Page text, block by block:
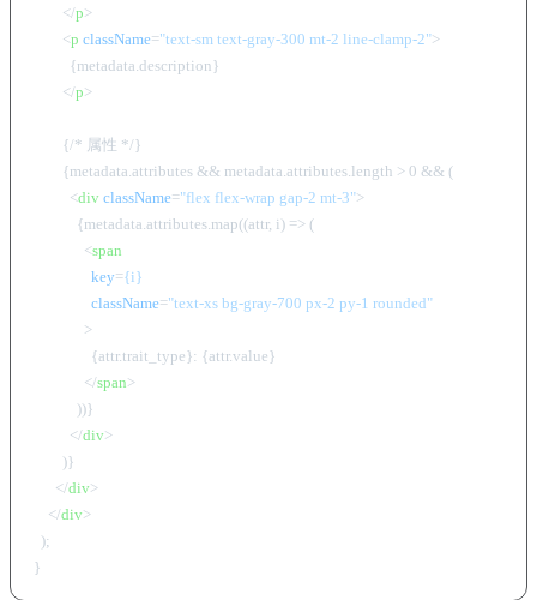
</p>
<p className="text-sm text-gray-300 mt-2 line-clamp-2">
          {metadata.description}
</p>
        {/* 属性 */}
        {metadata.attributes && metadata.attributes.length > 0 && (
<div className="flex flex-wrap gap-2 mt-3">
            {metadata.attributes.map((attr, i) => (
<span
key={i}
className="text-xs bg-gray-700 px-2 py-1 rounded"
              >
                {attr.trait_type}: {attr.value}
</span>
            ))}
</div>
        )}
</div>
</div>
  );